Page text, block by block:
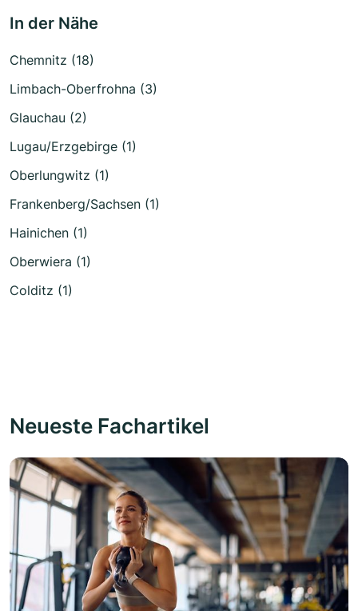
In der Nähe
Chemnitz (18)
Limbach-Oberfrohna (3)
Glauchau (2)
Lugau/Erzgebirge (1)
Oberlungwitz (1)
Frankenberg/Sachsen (1)
Hainichen (1)
Oberwiera (1)
Colditz (1)
Neueste Fachartikel